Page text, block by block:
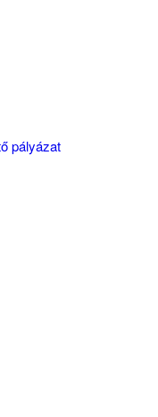
pályázat